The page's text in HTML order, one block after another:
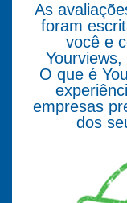
As
foram
você e
O que é
empresas
dos